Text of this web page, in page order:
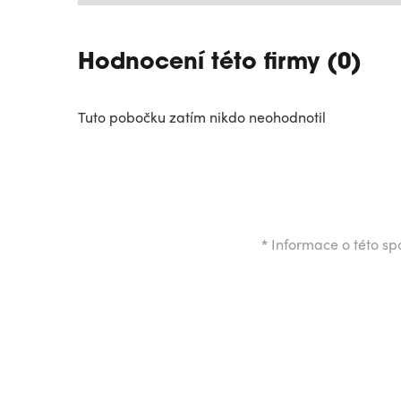
Hodnocení této firmy (0)
Tuto pobočku zatím nikdo neohodnotil
* Informace o této